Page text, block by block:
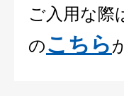
ご入用な際
のこちら